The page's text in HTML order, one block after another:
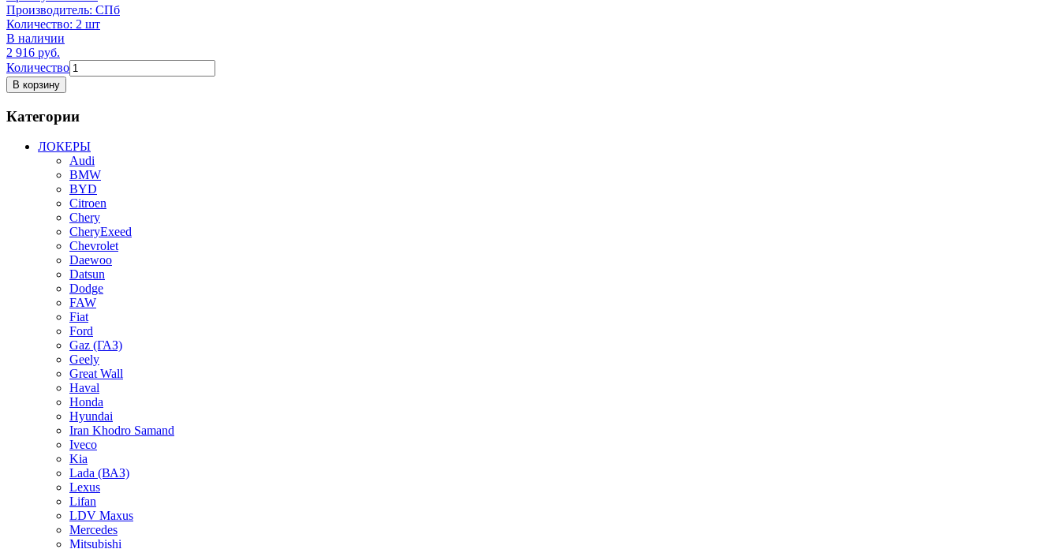
Производитель: СПб
Количество: 2 шт
В наличии
2 916 руб.
Количество
В корзину
Категории
ЛОКЕРЫ
Audi
BMW
BYD
Citroen
Chery
CheryExeed
Chevrolet
Daewoo
Datsun
Dodge
FAW
Fiat
Ford
Gaz (ГАЗ)
Geely
Great Wall
Haval
Honda
Hyundai
Iran Khodro Samand
Iveco
Kia
Lada (ВАЗ)
Lexus
Lifan
LDV Maxus
Mercedes
Mitsubishi